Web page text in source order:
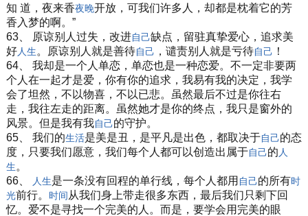
知 道，夜来香夜晚开放，可我们许多人，却都是枕着它的芳
香入梦的啊。”
63、 原谅别人过失，改进自己缺点，留驻真挚爱心，追求美
好人生。原谅别人就是善待自己 ，谴责别人就是亏待自己 ！
64、 我却是一个人单恋，单恋也是一种恋爱。不一定非要两
个人在一起才是爱，你有你的追求，我易有我的决定，我学
会了坦然，不以物喜，不以已悲。虽然最后不过是你往右
走，我往左走的距离。虽然她才是你的终点，我只是窗外的
风景。但是我有我自己的守护。
65、 我们的生活是美是丑，是平凡是出色，都取决于自己的态
度，只要我们愿意，我们每个人都可以创造出属于自己的 人
生。
66、
人生是一条没有回程的单行线，每个人都用 自己的所有时
光前行。 时间从我们身上带走很多东西，最后我们只剩下回
忆。爱不是寻找一个完美的人。而是，要学会用完美的眼